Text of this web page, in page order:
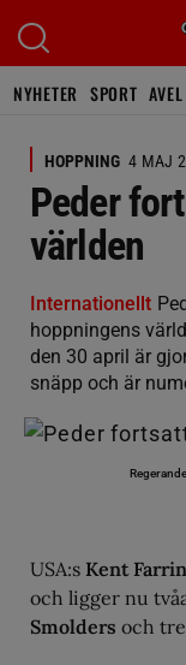
NYHETER SPORT AVEL
HOPPNING 4 MAJ
Peder
världen
Internationellt
hoppningens
den 30 april är
snäpp och är
USA:s Kent
och ligger nu
Smolders och